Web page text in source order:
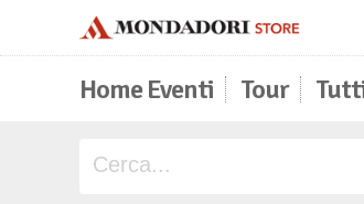
Home Eventi Tour